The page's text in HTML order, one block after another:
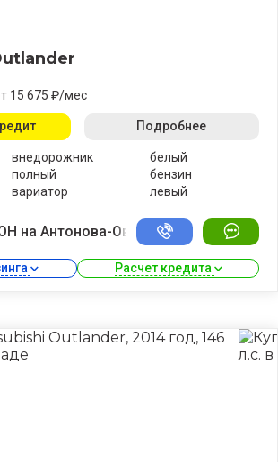
15 675 ₽/мес
внедорожник
полный
вариатор
белый
бензин
левый
Подробнее
на Антонова-Овсеенко
Расчет кредита